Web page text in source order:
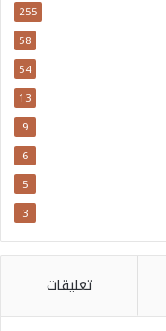
255
58
54
13
9
6
5
3
تعليقات